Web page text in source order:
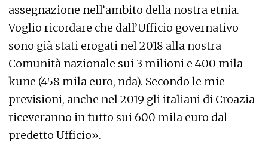
assegnazione nell’ambito della nostra etnia.
Voglio ricordare che dall’Ufficio governativo
sono già stati erogati nel 2018 alla nostra
Comunità nazionale sui 3 milioni e 400 mila
kune (458 mila euro, nda). Secondo le mie
previsioni, anche nel 2019 gli italiani di Croazia
riceveranno in tutto sui 600 mila euro dal
predetto Ufficio».